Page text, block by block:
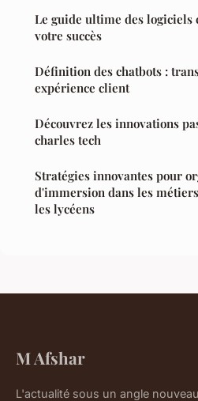
Le guide ultime des logiciels
votre succès
Définition des chatbots :
expérience client
Découvrez les innovations
charles tech
Stratégies innovantes pour
d'immersion dans les
les lycéens
M Afshar
L'actualité sous un angle